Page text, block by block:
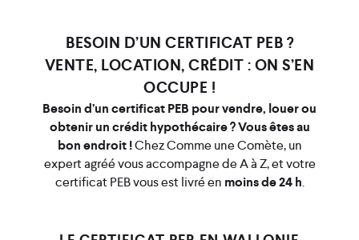
BESOIN D’UN CERTIFICAT PEB ?
VENTE, LOCATION, CRÉDIT : ON S’EN
OCCUPE !
Besoin d’un certificat PEB pour vendre, louer ou
obtenir un crédit hypothécaire ? Vous êtes au
bon endroit !Chez Comme une Comète, un
expert agréé vous accompagne de A à Z, et votre
certificat PEB vous est livré en moins de 24 h.